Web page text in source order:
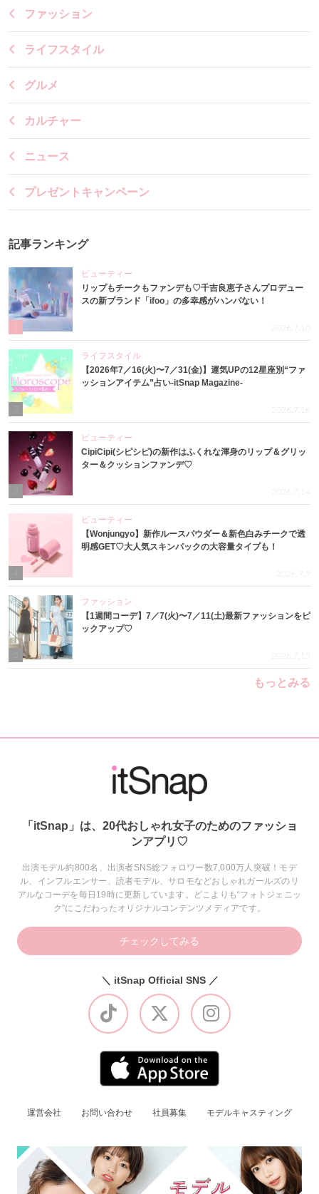
ファッション
ライフスタイル
グルメ
カルチャー
ニュース
プレゼントキャンペーン
記事ランキング
ビューティー
リップもチークもファンデも♡千吉良恵子さんプロデュー
スの新ブランド「ifoo」の多幸感がハンパない！
2026.7.10
ライフスタイル
【2026年7／16(火)〜7／31(金)】運気UPの12星座別“ファ
ッションアイテム”占い-itSnap Magazine-
2026.7.16
3
ビューティー
CipiCipi(シピシピ)の新作はふくれな渾身のリップ＆グリッ
ター＆クッションファンデ♡
2026.7.14
4
ビューティー
【Wonjungyo】新作ルースパウダー＆新色白みチークで透
明感GET♡大人気スキンパックの大容量タイプも！
2026.7.9
ファッション
【1週間コーデ】7／7(火)〜7／11(土)最新ファッションをピ
ックアップ♡
2026.7.15
もっとみる
「itSnap」は、20代おしゃれ女子のためのファッショ
ンアプリ♡
出演モデル約800名、出演者SNS総フォロワー数7,000万人突破！モデ
ル、インフルエンサー、読者モデル、サロモなどおしゃれガールズのリ
アルなコーデを毎日19時に更新しています。どこよりも“フォトジェニッ
ク”にこだわったオリジナルコンテンツメディアです。
チェックしてみる
＼ itSnap Official SNS ／
運営会社 お問い合わせ 社員募集 モデルキャスティング